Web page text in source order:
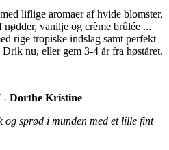
liflige aromaer af hvide blomster,
vanilje og crème brûlée ...
rige tropiske indslag samt perfekt
nu, eller gem 3-4 år fra høståret.
- Dorthe Kristine
og sprød i munden med et lille fint